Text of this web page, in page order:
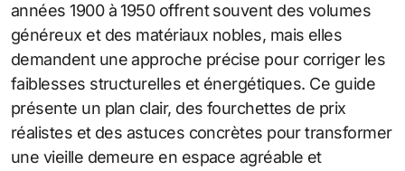
années 1900 à 1950 offrent souvent des volumes
généreux et des matériaux nobles, mais elles
demandent une approche précise pour corriger les
faiblesses structurelles et énergétiques. Ce guide
présente un plan clair, des fourchettes de prix
réalistes et des astuces concrètes pour transformer
une vieille demeure en espace agréable et